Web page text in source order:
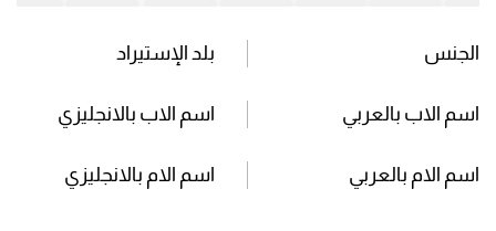
الجنس بلد الإستيراد
اسم الاب بالعربي اسم الاب بالانجليزي
اسم الام بالعربي اسم الام بالانجليزي